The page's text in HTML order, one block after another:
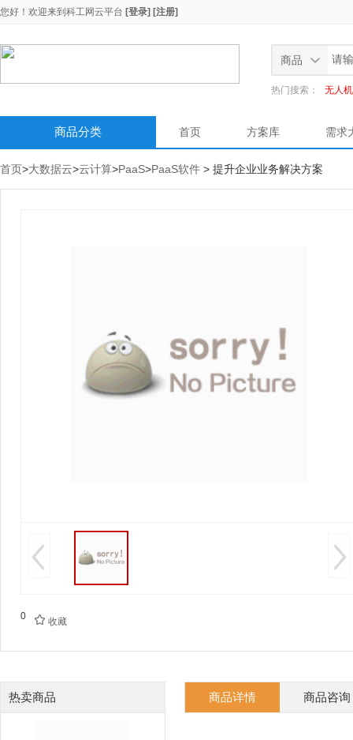
您好！欢迎来到 科工网云平台 [登录] [注册]
商品
热门搜索： 无人机
商品分类 首页 方案库 需求
首页>大数据云>云计算>PaaS>PaaS软件 > 提升企业业务解决方案
0  收藏
热卖商品 商品详情 商品咨询